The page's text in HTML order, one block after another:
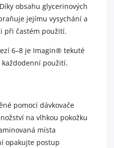
obsahu glycerinových
jejímu vysychání a
při častém použití.
6–8 je Imagin® tekuté
každodenní použití.
pomocí dávkovače
na vlhkou pokožku
místa
opakujte postup